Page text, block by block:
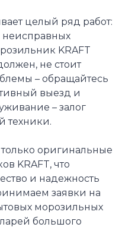
целый ряд работ:
неисправных
KRAFT
не стоит
– обращайтесь
выезд и
– залог
техники.
оригинальные
KRAFT, что
и надежность
заявки на
морозильных
большого